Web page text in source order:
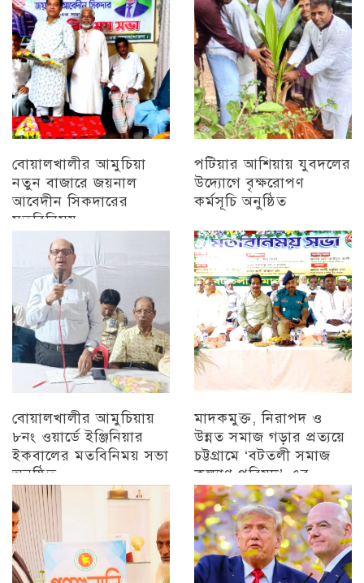
বোয়ালখালীর আমুচিয়া
নতুন বাজারে জয়নাল
আবেদীন সিকদারের
মতবিনিময়
চট্টগ্রাম
পটিয়ার আশিয়ায় যুবদলের
উদ্যোগে বৃক্ষরোপণ
কর্মসূচি অনুষ্ঠিত
বোয়ালখালীর আমুচিয়ায়
৮নং ওয়ার্ডে ইঞ্জিনিয়ার
ইকবালের মতবিনিময় সভা
অনুষ্ঠিত
চট্টগ্রাম
মাদকমুক্ত, নিরাপদ ও
উন্নত সমাজ গড়ার প্রত্যয়ে
চট্টগ্রামে ‘বটতলী সমাজ
কল্যাণ পরিষদ’-এর
মতবিনিময় সভা অনুষ্ঠিত
চট্টগ্রাম